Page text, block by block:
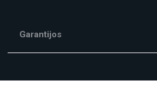
Garantijos